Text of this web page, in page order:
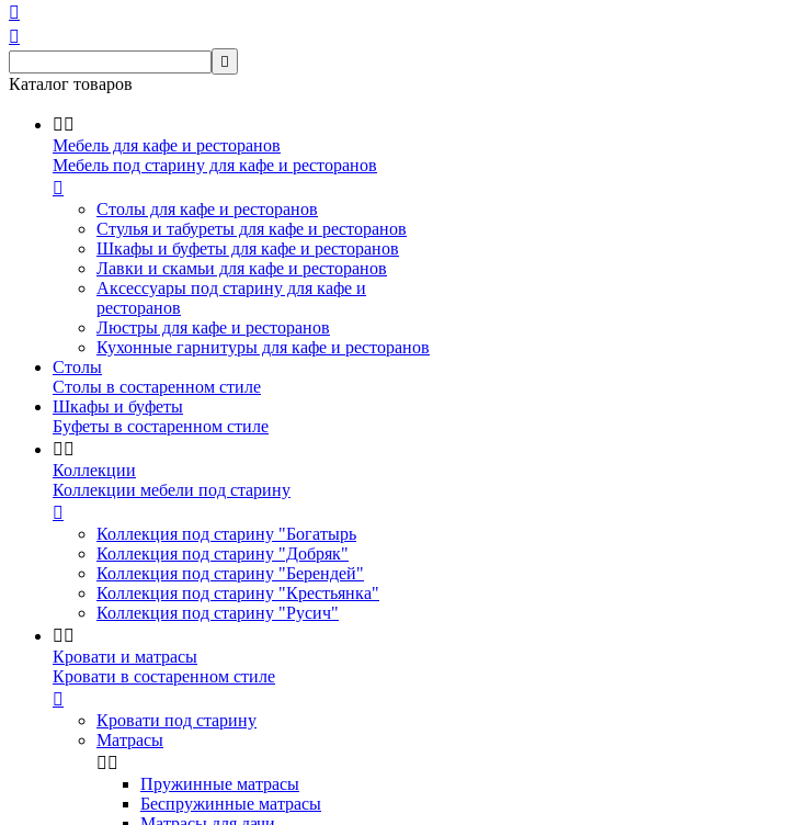



Каталог товаров
 
Мебель для кафе и ресторанов
Мебель под старину для кафе и ресторанов

Столы для кафе и ресторанов
Стулья и табуреты для кафе и ресторанов
Шкафы и буфеты для кафе и ресторанов
Лавки и скамьи для кафе и ресторанов
Аксессуары под старину для кафе и
ресторанов
Люстры для кафе и ресторанов
Кухонные гарнитуры для кафе и ресторанов
Столы
Столы в состаренном стиле
Шкафы и буфеты
Буфеты в состаренном стиле
 
Коллекции
Коллекции мебели под старину

Коллекция под старину "Богатырь
Коллекция под старину "Добряк"
Коллекция под старину "Берендей"
Коллекция под старину "Крестьянка"
Коллекция под старину "Русич"
 
Кровати и матрасы
Кровати в состаренном стиле

Кровати под старину
Матрасы
 
Пружинные матрасы
Беспружинные матрасы